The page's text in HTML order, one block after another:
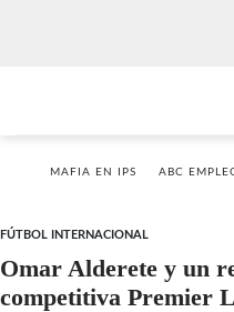
MAFIA EN IPS ABC
FÚTBOL INTERNACIONAL
Omar Alderete y un
competitiva Premier